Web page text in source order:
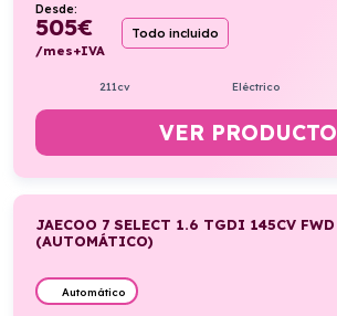
Desde:
505€
/mes+IVA
Todo incluido
211cv Eléctrico
VER PRODUCTO
JAECOO 7 SELECT 1.6 TGDI 145CV FWD
(AUTOMÁTICO)
Automático